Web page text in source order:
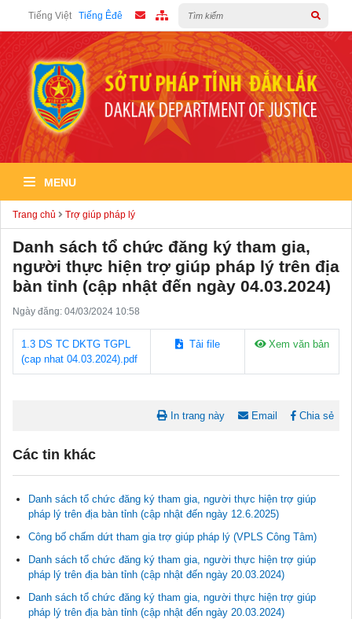
Tiếng Việt Tiếng Êđê
MENU
Trang chủ Trợ giúp pháp lý
Danh sách tổ chức đăng ký tham gia,
người thực hiện trợ giúp pháp lý trên địa
bàn tỉnh (cập nhật đến ngày 04.03.2024)
Ngày đăng: 04/03/2024 10:58
1.3 DS TC DKTG TGPL
(cap nhat 04.03.2024).pdf
Tải file Xem văn bản
In trang này Email Chia sẻ
Các tin khác
Danh sách tổ chức đăng ký tham gia, người thực hiện trợ giúp
pháp lý trên địa bàn tỉnh (cập nhật đến ngày 12.6.2025)
Công bố chấm dứt tham gia trợ giúp pháp lý (VPLS Công Tâm)
Danh sách tổ chức đăng ký tham gia, người thực hiện trợ giúp
pháp lý trên địa bàn tỉnh (cập nhật đến ngày 20.03.2024)
Danh sách tổ chức đăng ký tham gia, người thực hiện trợ giúp
pháp lý trên địa bàn tỉnh (cập nhật đến ngày 20.03.2024)
thôn mới
11/02/2026 08:45:12